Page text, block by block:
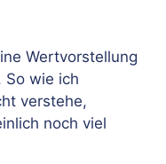
Wertvorstellung
wie ich
verstehe,
noch viel